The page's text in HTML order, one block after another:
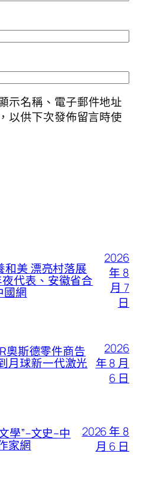
示名稱、電子郵件地址
以供下次發佈留言時使
和美 漂亮村落展
代表、安徽省合
國網
2026
年 8
月 7
日
奧斯德零件商告
月球新一代激光
2026
年 8 月
6 日
學”–文史–中
家網
2026 年 8
月 6 日